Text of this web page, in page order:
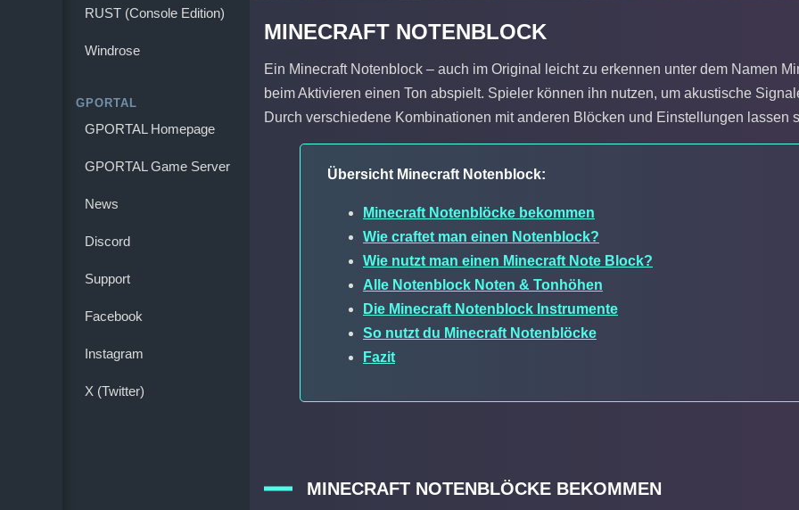
RUST (Console Edition)
Windrose
GPORTAL
GPORTAL Homepage
GPORTAL Game Server
News
Discord
Support
Facebook
Instagram
X (Twitter)
MINECRAFT NOTENBLOCK
Ein Minecraft Notenblock – auch im Original leicht zu erkennen unter dem Namen
beim Aktivieren einen Ton abspielt. Spieler können ihn nutzen, um akustische
Durch verschiedene Kombinationen mit anderen Blöcken und Einstellungen
Übersicht Minecraft Notenblock:
Minecraft Notenblöcke bekommen
Wie craftet man einen Notenblock?
Wie nutzt man einen Minecraft Note Block?
Alle Notenblock Noten & Tonhöhen
Die Minecraft Notenblock Instrumente
So nutzt du Minecraft Notenblöcke
Fazit
MINECRAFT NOTENBLÖCKE BEKOMMEN